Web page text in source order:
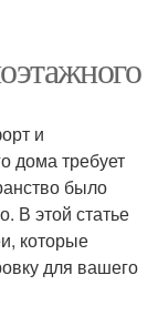
и
дома требует
было
В этой статье
которые
для вашего